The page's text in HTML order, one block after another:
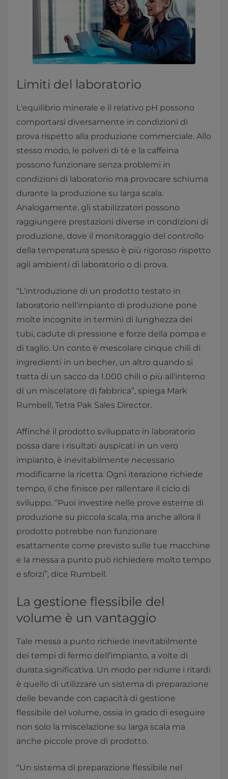
Limiti del laboratorio
L'equilibrio minerale e il relativo pH possono
comportarsi diversamente in condizioni di
prova rispetto alla produzione commerciale. Allo
stesso modo, le polveri di tè e la caffeina
possono funzionare senza problemi in
condizioni di laboratorio ma provocare schiuma
durante la produzione su larga scala.
Analogamente, gli stabilizzatori possono
raggiungere prestazioni diverse in condizioni di
produzione, dove il monitoraggio del controllo
della temperatura spesso è più rigoroso rispetto
agli ambienti di laboratorio o di prova.
“L'introduzione di un prodotto testato in
laboratorio nell'impianto di produzione pone
molte incognite in termini di lunghezza dei
tubi, cadute di pressione e forze della pompa e
di taglio. Un conto è mescolare cinque chili di
ingredienti in un becher, un altro quando si
tratta di un sacco da 1.000 chili o più all'interno
di un miscelatore di fabbrica”, spiega Mark
Rumbell, Tetra Pak Sales Director.
Affinché il prodotto sviluppato in laboratorio
possa dare i risultati auspicati in un vero
impianto, è inevitabilmente necessario
modificarne la ricetta. Ogni iterazione richiede
tempo, il che finisce per rallentare il ciclo di
sviluppo. “Puoi investire nelle prove esterne di
produzione su piccola scala, ma anche allora il
prodotto potrebbe non funzionare
esattamente come previsto sulle tue macchine
e la messa a punto può richiedere molto tempo
e sforzi”, dice Rumbell.
La gestione flessibile del
volume è un vantaggio
Tale messa a punto richiede inevitabilmente
dei tempi di fermo dell'impianto, a volte di
durata significativa. Un modo per ridurre i ritardi
è quello di utilizzare un sistema di preparazione
delle bevande con capacità di gestione
flessibile del volume, ossia in grado di eseguire
non solo la miscelazione su larga scala ma
anche piccole prove di prodotto.
“Un sistema di preparazione flessibile nel